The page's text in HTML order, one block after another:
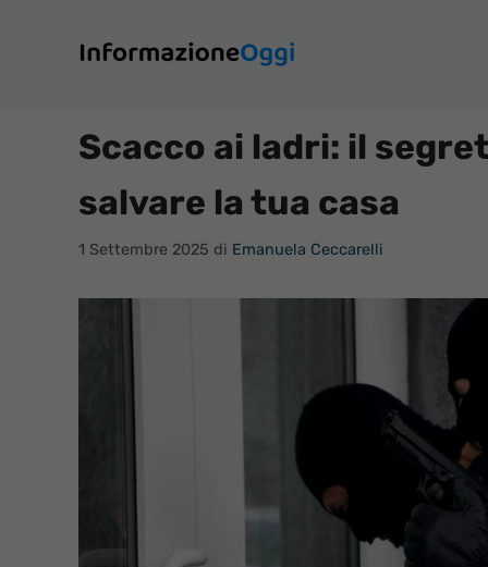
contenuto
Scacco ai ladri: il
salvare la tua casa
1 Settembre 2025 di Emanuela Ceccarelli